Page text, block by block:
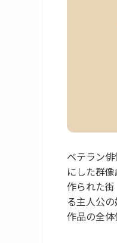
ベテラン
にした群
作られた
る主人公
作品の全